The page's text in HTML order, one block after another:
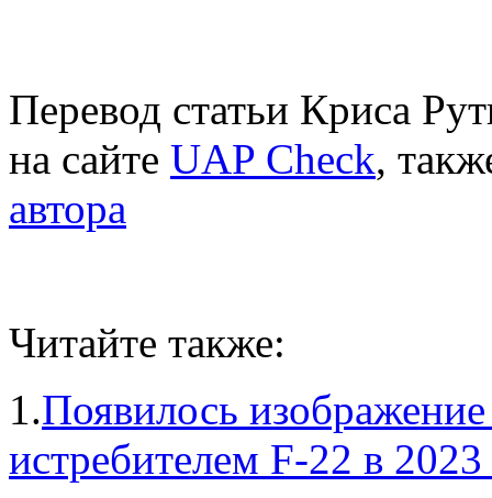
Перевод статьи Криса
на сайте UAP Check,
автора
Читайте также:
1.Появилось
истребителем F-22 в 2023